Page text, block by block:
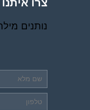
צרו
נותנים